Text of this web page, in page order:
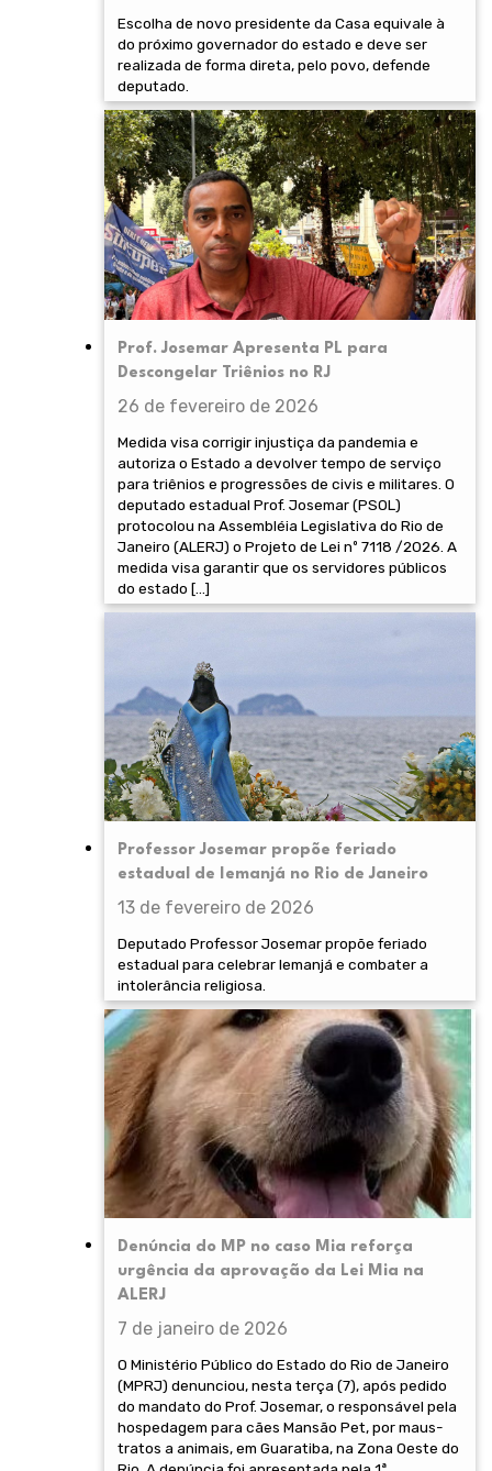
Escolha de novo presidente da Casa equivale à
do próximo governador do estado e deve ser
realizada de forma direta, pelo povo, defende
deputado.
Prof. Josemar Apresenta PL para
Descongelar Triênios no RJ
26 de fevereiro de 2026
Medida visa corrigir injustiça da pandemia e
autoriza o Estado a devolver tempo de serviço
para triênios e progressões de civis e militares. O
deputado estadual Prof. Josemar (PSOL)
protocolou na Assembléia Legislativa do Rio de
Janeiro (ALERJ) o Projeto de Lei nº 7118 /2026. A
medida visa garantir que os servidores públicos
do estado […]
Professor Josemar propõe feriado
estadual de Iemanjá no Rio de Janeiro
13 de fevereiro de 2026
Deputado Professor Josemar propõe feriado
estadual para celebrar Iemanjá e combater a
intolerância religiosa.
Denúncia do MP no caso Mia reforça
urgência da aprovação da Lei Mia na
ALERJ
7 de janeiro de 2026
O Ministério Público do Estado do Rio de Janeiro
(MPRJ) denunciou, nesta terça (7), após pedido
do mandato do Prof. Josemar, o responsável pela
hospedagem para cães Mansão Pet, por maus-
tratos a animais, em Guaratiba, na Zona Oeste do